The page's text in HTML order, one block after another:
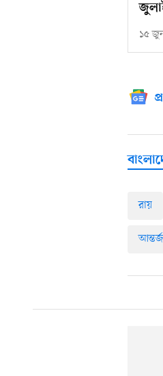
১৫
রায়